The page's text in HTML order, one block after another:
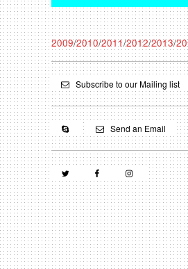
2009/2010/2011/2012/2013/
Subscribe to our Mailing list
Send an Email